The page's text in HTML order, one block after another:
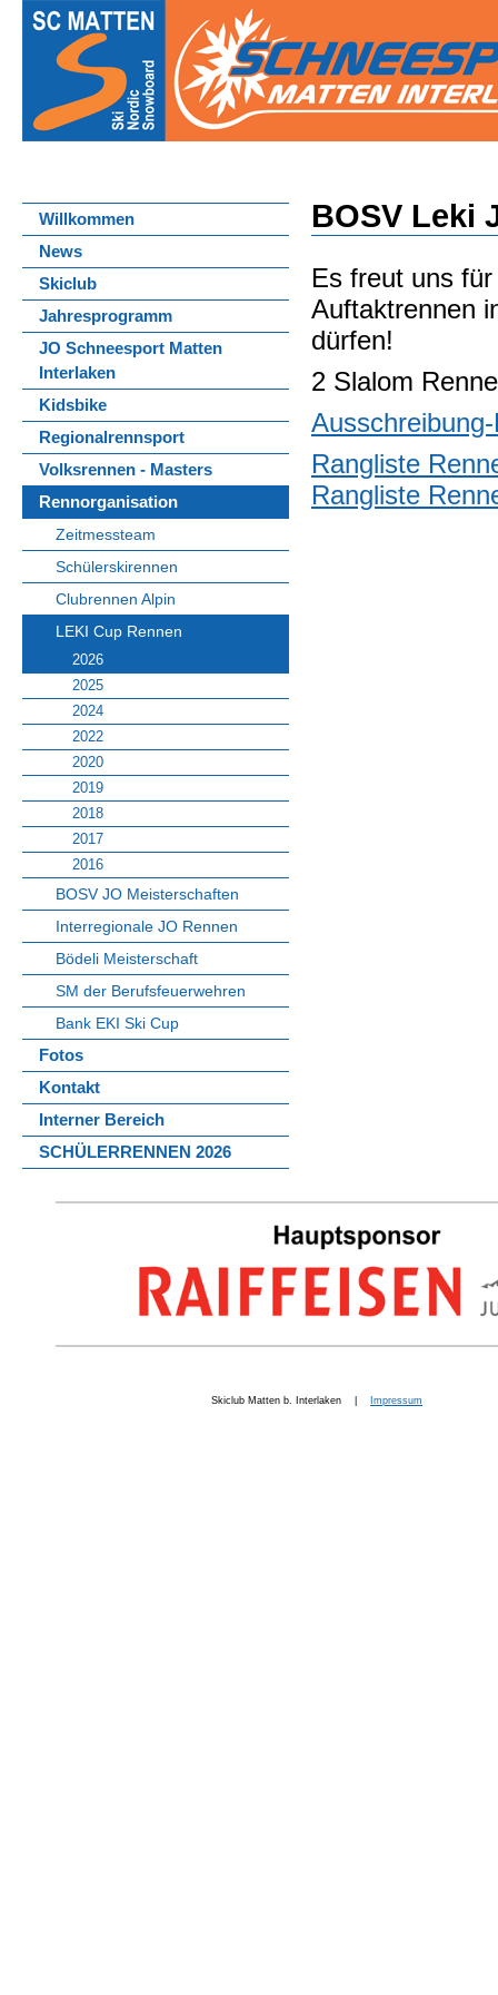
Willkommen
News
Skiclub
Jahresprogramm
JO Schneesport Matten
Interlaken
Kidsbike
Regionalrennsport
Volksrennen - Masters
Rennorganisation
Zeitmessteam
Schülerskirennen
Clubrennen Alpin
LEKI Cup Rennen
2026
2025
2024
2022
2020
2019
2018
2017
2016
BOSV JO Meisterschaften
Interregionale JO Rennen
Bödeli Meisterschaft
SM der Berufsfeuerwehren
Bank EKI Ski Cup
Fotos
Kontakt
Interner Bereich
SCHÜLERRENNEN 2026
BOSV Leki
Es freut uns
Auftaktrennen
dürfen!
2 Slalom
Rangliste
Rangliste
Skiclub Matten b. Interlaken | Impressum